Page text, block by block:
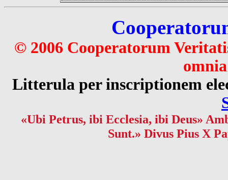
© 2006 Cooperatorum
Litterula per inscriptionem
«Ubi Petrus, ibi Ecclesia, ibi Deus»
Sunt.» Divus Pius X